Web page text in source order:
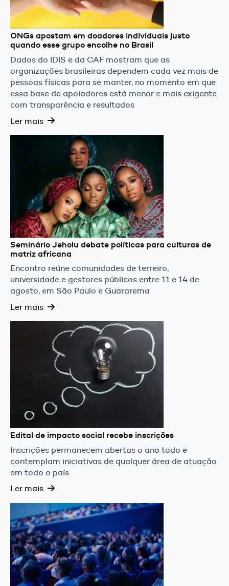
ONGs apostam em doadores individuais justo
quando esse grupo encolhe no Brasil
Dados do IDIS e da CAF mostram que as
organizações brasileiras dependem cada vez mais de
pessoas físicas para se manter, no momento em que
essa base de apoiadores está menor e mais exigente
com transparência e resultados
Ler mais
Seminário Jeholu debate políticas para culturas de
matriz africana
Encontro reúne comunidades de terreiro,
universidade e gestores públicos entre 11 e 14 de
agosto, em São Paulo e Guararema
Ler mais
Edital de impacto social recebe inscrições
Inscrições permanecem abertas o ano todo e
contemplam iniciativas de qualquer área de atuação
em todo o país
Ler mais